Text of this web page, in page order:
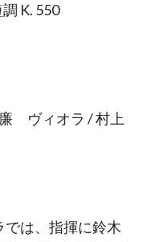
K. 550
ヴィオラ / 村上
は、指揮に鈴木